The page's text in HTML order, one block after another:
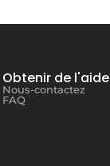
Obtenir de l'aide
Nous-contactez
FAQ